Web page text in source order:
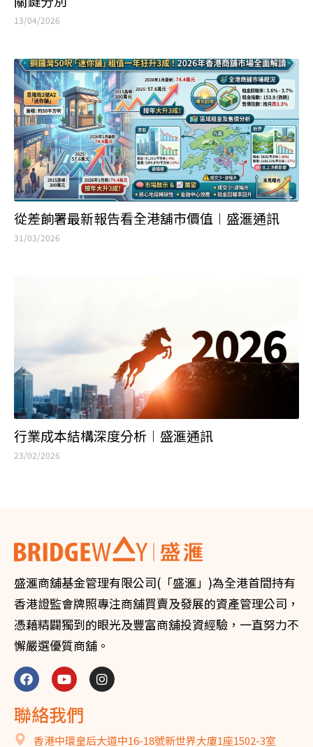
13/04/2026
從差餉署最新報告看全港舖市價值︱盛滙通訊
31/03/2026
行業成本結構深度分析︱盛滙通訊
23/02/2026
盛滙商舖基金管理有限公司(「盛滙」)為全港首間持有
香港證監會牌照專注商舖買賣及發展的資產管理公司，
憑藉精闢獨到的眼光及豐富商舖投資經驗，一直努力不
懈嚴選優質商舖。
聯絡我們
香港中環皇后大道中16-18號新世界大廈1座1502-3室